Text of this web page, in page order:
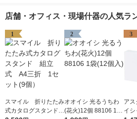
店舗・オフィス・現場什器の人気ラ
1
スマイル 折りたたみ
式カタログスタンド
2
オオイシ 光るうちわ
(花火)12個 88106 1袋
3
アス
イシ